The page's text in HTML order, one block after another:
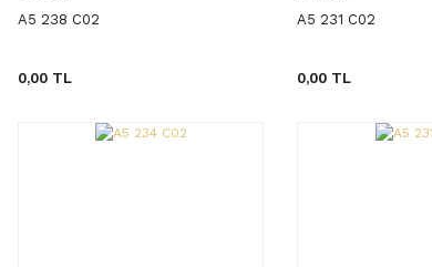
A5 238 C02
0,00 TL
A5 231 C02
0,00 TL